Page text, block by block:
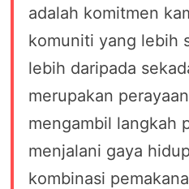
adalah komitmen
komuniti yang lebih
lebih daripada
merupakan
mengambil langkah
menjalani gaya
kombinasi